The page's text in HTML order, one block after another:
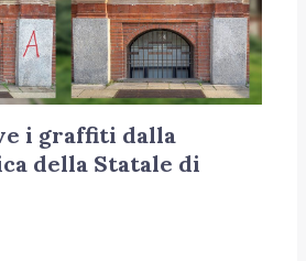
i graffiti dalla
della Statale di